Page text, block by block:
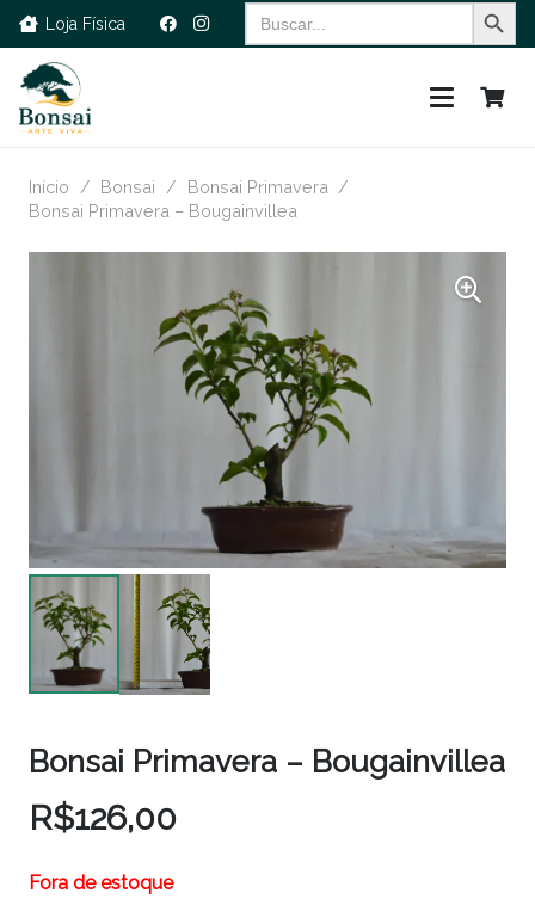
Loja Física
Search
for:
Início / Bonsai / Bonsai Primavera /
Bonsai Primavera – Bougainvillea
Bonsai Primavera – Bougainvillea
R$126,00
Fora de estoque